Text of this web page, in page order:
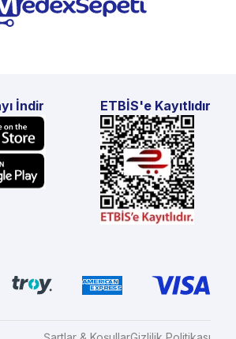
İndir ETBİS'e Kayıtlıdır